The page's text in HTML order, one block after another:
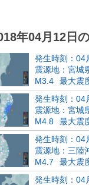
年04月12日
発生時刻：04
震源地：宮城
M3.4
最大震
発生時刻：04
震源地：宮城
M4.8
最大震
発生時刻：04
震源地：三陸
M4.7
最大震
発生時刻：04